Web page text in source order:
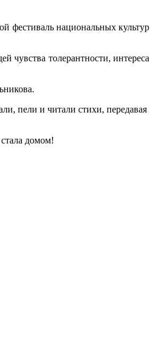
фестиваль национальных культур
чувства толерантности, интереса
пели и читали стихи, передавая
домом!